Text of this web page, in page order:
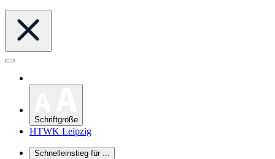
Schriftgröße
HTWK Leipzig
Schnelleinstieg für ...